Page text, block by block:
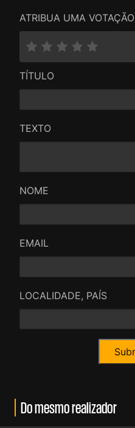
ATRIBUA UMA VOTAÇÃO
TÍTULO
TEXTO
NOME
EMAIL
LOCALIDADE, PAÍS
Do mesmo realizador